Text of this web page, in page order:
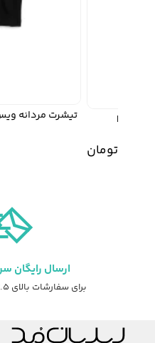
تومان
تیشرت مردانه ویس VACE مدل Takhti
ارسال رایگان
برای سفارشات بالای ۲.۵ میلیون تومان